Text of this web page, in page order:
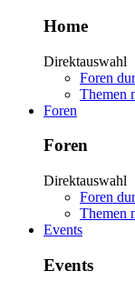
Home
Direktauswahl
Foren
Themen
Foren
Foren
Direktauswahl
Foren
Themen
Events
Events